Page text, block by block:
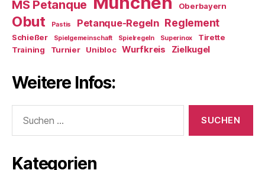
MS Petanque Oberbayern
Obut Pastis Petanque-Regeln Reglement
Schießer Spielgemeinschaft Spielregeln Superinox
Tirette
Training
Turnier Unibloc Wurfkreis Zielkugel
Weitere Infos:
nach:
Kategorien